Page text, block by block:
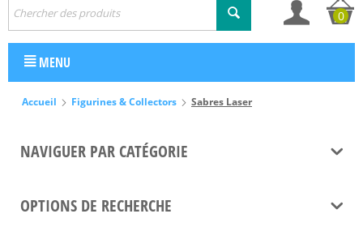
0
MENU
Accueil Figurines & Collectors Sabres Laser
NAVIGUER PAR CATÉGORIE
OPTIONS DE RECHERCHE